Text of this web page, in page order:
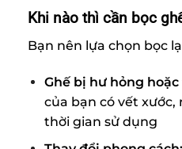
Khi nào thì cần bọc
Bạn nên lựa chọn bọc
Ghế bị hư hỏng
của bạn có vết xước,
thời gian sử dụng